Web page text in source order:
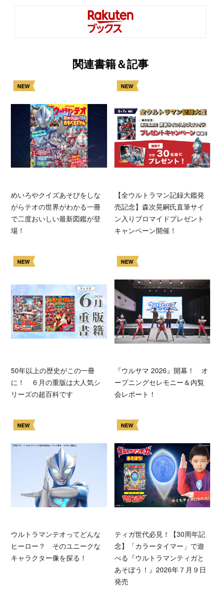
関連書籍＆記事
NEW
めいろやクイズあそびをしな
がらテオの世界がわかる一冊
で二度おいしい最新図鑑が登
場！
NEW
【全ウルトラマン記録大鑑発
売記念】森次晃嗣氏直筆サイ
ン入りブロマイドプレゼント
キャンペーン開催！
NEW
50年以上の歴史がこの一冊
に！ ６月の重版は大人気シ
リーズの超百科です
NEW
『ウルサマ 2026』開幕！ オ
ープニングセレモニー＆内覧
会レポート！
NEW
ウルトラマンテオってどんな
ヒーロー？ そのユニークな
キャラクター像を探る！
NEW
ティガ世代必見！【30周年記
念】「カラータイマー」で遊
べる『ウルトラマンティガと
あそぼう！』2026年７月９日
発売